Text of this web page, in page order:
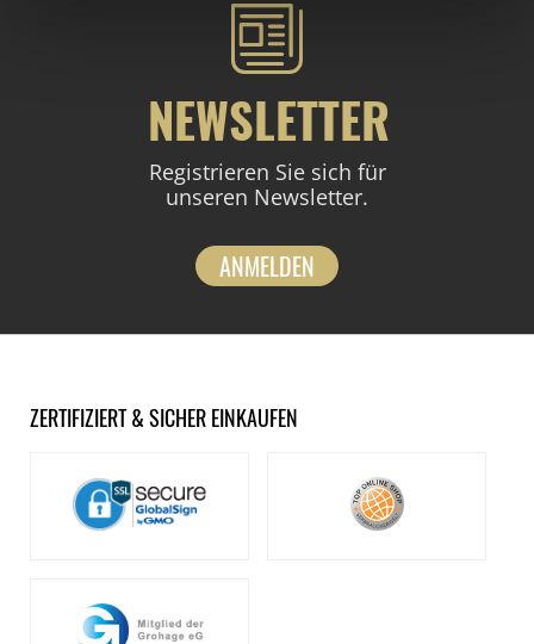
NEWSLETTER
Registrieren Sie sich für
unseren Newsletter.
ANMELDEN
ZERTIFIZIERT & SICHER EINKAUFEN